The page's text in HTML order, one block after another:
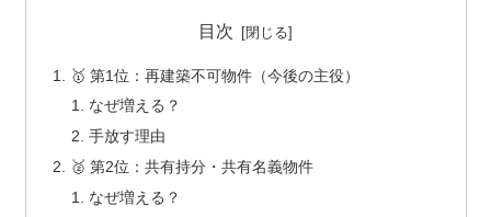
目次
🥇 第1位：再建築不可物件（今後の主役）
なぜ増える？
手放す理由
🥈 第2位：共有持分・共有名義物件
なぜ増える？